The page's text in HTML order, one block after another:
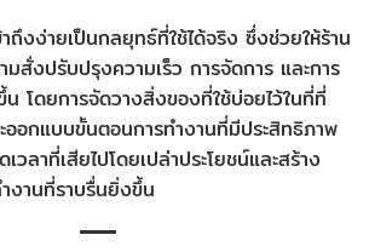
ถึงง่ายเป็นกลยุทธ์ที่ใช้ได้จริง ซึ่งช่วยให้ร้าน
มสั่งปรับปรุงความเร็ว การจัดการ และการ
โดยการจัดวางสิ่งของที่ใช้บ่อยไว้ในที่ที่
ออกแบบขั้นตอนการทำงานที่มีประสิทธิภาพ
วลาที่เสียไปโดยเปล่าประโยชน์และสร้าง
งานที่ราบรื่นยิ่งขึ้น